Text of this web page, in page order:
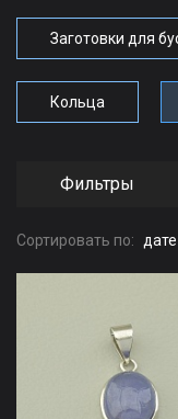
Заготовки для
Кольца
Фильтры
Сортировать по: